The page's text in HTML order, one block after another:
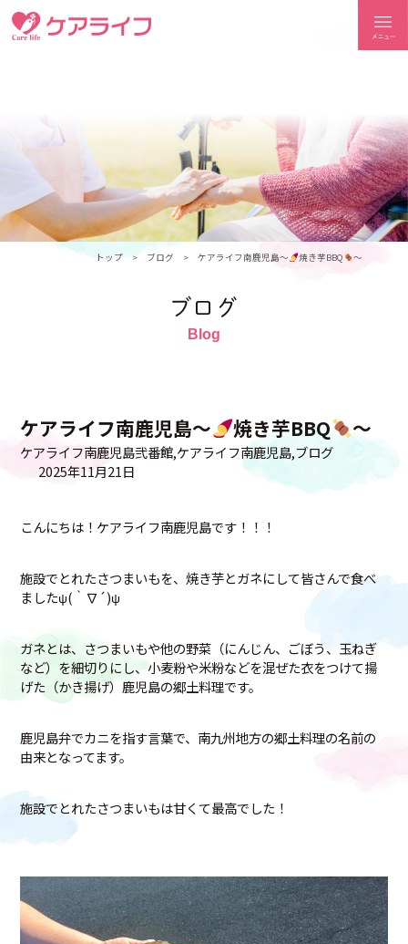
トップ ブログ ケアライフ南鹿児島～ 焼き芋BBQ ～
ブログ
ケアライフ南鹿児島～ 焼き芋BBQ ～
ケアライフ南鹿児島弐番館 ケアライフ南鹿児島 ブログ
2025年11月21日
こんにちは！ケアライフ南鹿児島です！！！
施設でとれたさつまいもを、焼き芋とガネにして皆さんで食べ
ましたψ(｀∇´)ψ
ガネとは、さつまいもや他の野菜（にんじん、ごぼう、玉ねぎ
など）を細切りにし、小麦粉や米粉などを混ぜた衣をつけて揚
げた（かき揚げ）鹿児島の郷土料理です。
鹿児島弁でカニを指す言葉で、南九州地方の郷土料理の名前の
由来となってます。
施設でとれたさつまいもは甘くて最高でした！